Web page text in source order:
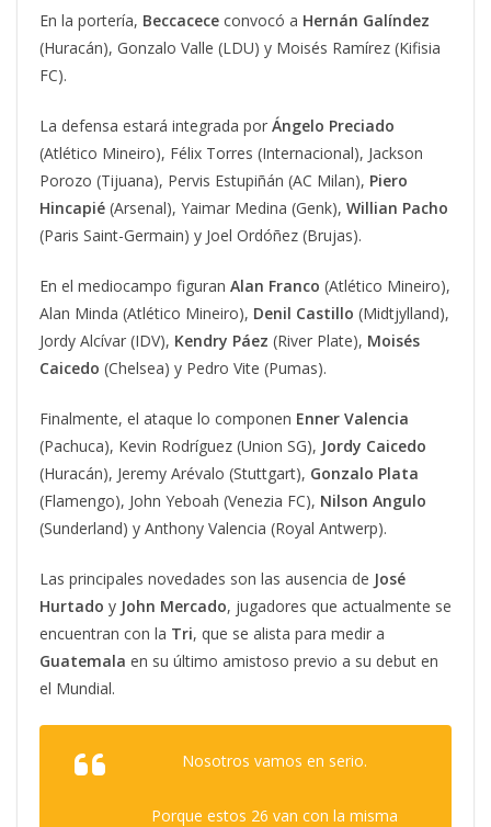
En la portería, Beccacece convocó a Hernán Galíndez
(Huracán), Gonzalo Valle (LDU) y Moisés Ramírez (Kifisia
FC).
La defensa estará integrada por Ángelo Preciado
(Atlético Mineiro), Félix Torres (Internacional), Jackson
Porozo (Tijuana), Pervis Estupiñán (AC Milan), Piero
Hincapié (Arsenal), Yaimar Medina (Genk), Willian Pacho
(Paris Saint-Germain) y Joel Ordóñez (Brujas).
En el mediocampo figuran Alan Franco (Atlético Mineiro),
Alan Minda (Atlético Mineiro), Denil Castillo (Midtjylland),
Jordy Alcívar (IDV), Kendry Páez (River Plate), Moisés
Caicedo (Chelsea) y Pedro Vite (Pumas).
Finalmente, el ataque lo componen Enner Valencia
(Pachuca), Kevin Rodríguez (Union SG), Jordy Caicedo
(Huracán), Jeremy Arévalo (Stuttgart), Gonzalo Plata
(Flamengo), John Yeboah (Venezia FC), Nilson Angulo
(Sunderland) y Anthony Valencia (Royal Antwerp).
Las principales novedades son las ausencia de José
Hurtado y John Mercado, jugadores que actualmente se
encuentran con la Tri, que se alista para medir a
Guatemala en su último amistoso previo a su debut en
el Mundial.
Nosotros vamos en serio.
Porque estos 26 van con la misma